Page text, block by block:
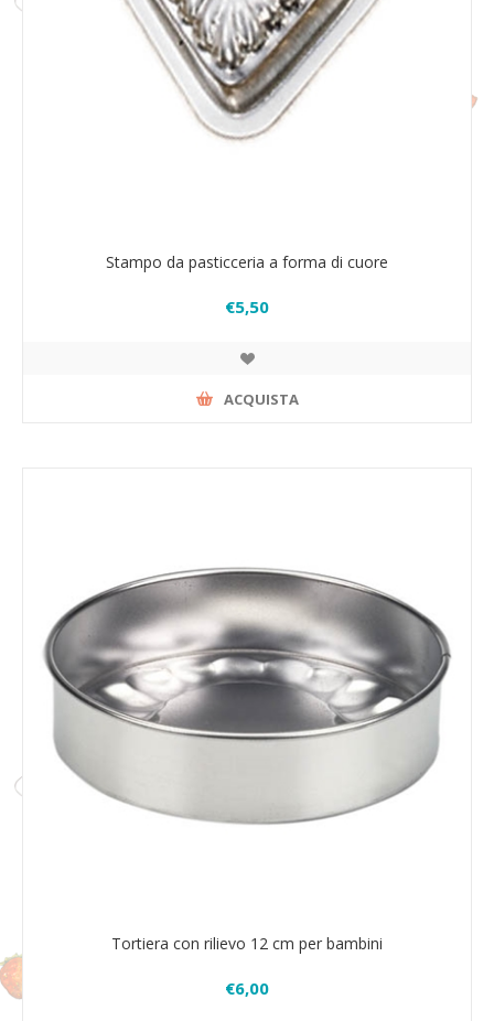
Stampo da pasticceria a forma di cuore
€5,50
ACQUISTA
Tortiera con rilievo 12 cm per bambini
€6,00